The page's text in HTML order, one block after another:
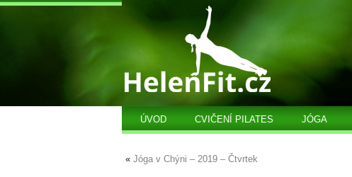
ÚVOD CVIČENÍ PILATES JÓGA
« Jóga v Chýni – 2019 – Čtvrtek